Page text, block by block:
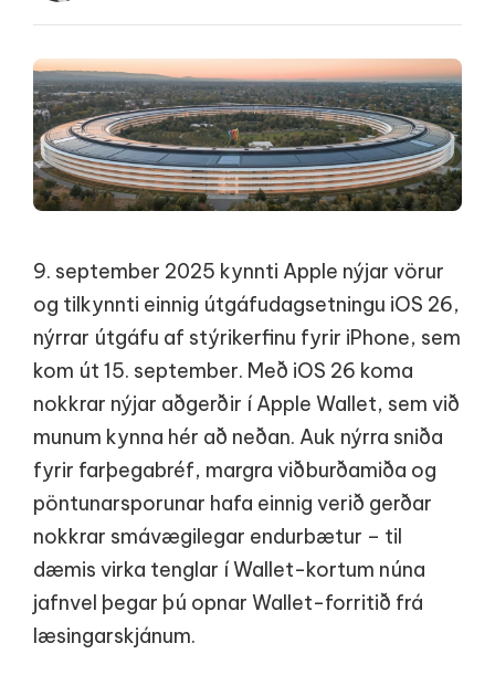
9. september 2025 kynnti Apple nýjar vörur
og tilkynnti einnig útgáfudagsetningu iOS 26,
nýrrar útgáfu af stýrikerfinu fyrir iPhone, sem
kom út 15. september. Með iOS 26 koma
nokkrar nýjar aðgerðir í Apple Wallet, sem við
munum kynna hér að neðan. Auk nýrra sniða
fyrir farþegabréf, margra viðburðamiða og
pöntunarsporunar hafa einnig verið gerðar
nokkrar smávægilegar endurbætur – til
dæmis virka tenglar í Wallet-kortum núna
jafnvel þegar þú opnar Wallet-forritið frá
læsingarskjánum.